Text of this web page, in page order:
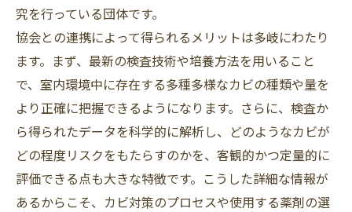
究を行っている団体です。
協会との連携によって得られるメリットは多岐にわたり
ます。まず、最新の検査技術や培養方法を用いること
で、室内環境中に存在する多種多様なカビの種類や量を
より正確に把握できるようになります。さらに、検査か
ら得られたデータを科学的に解析し、どのようなカビが
どの程度リスクをもたらすのかを、客観的かつ定量的に
評価できる点も大きな特徴です。こうした詳細な情報が
あるからこそ、カビ対策のプロセスや使用する薬剤の選